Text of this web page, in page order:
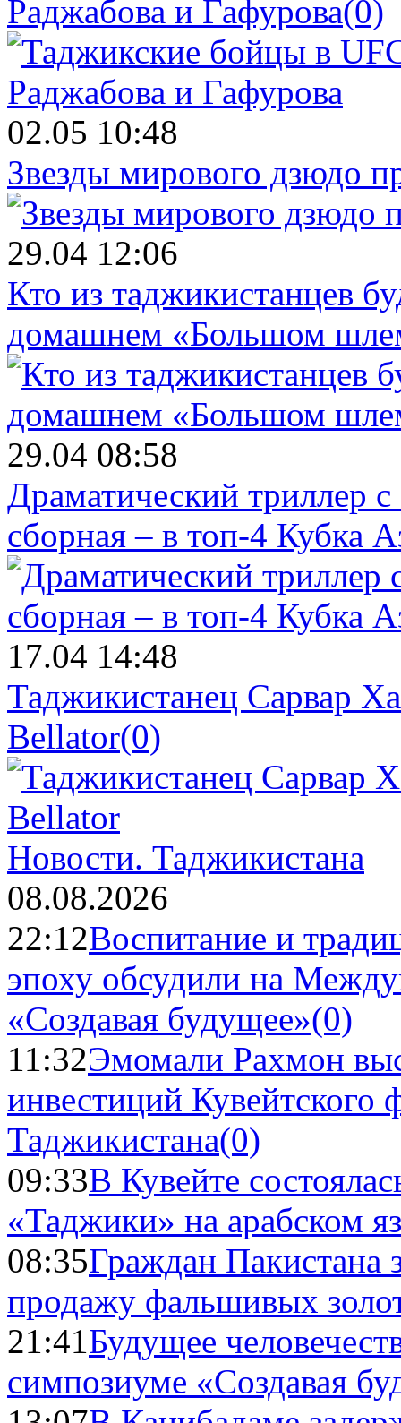
Раджабова и Гафурова(0)
02.05 10:48
Звезды мирового дзюдо
29.04 12:06
Кто из таджикистанцев
домашнем «Большом
29.04 08:58
Драматический триллер
сборная – в топ-4 Кубка
17.04 14:48
Таджикистанец Сарвар
Bellator(0)
Новости. Таджикистана
08.08.2026
22:12Воспитание и
эпоху обсудили на
«Создавая будущее»(0)
11:32Эмомали Рахмон
инвестиций Кувейтского
Таджикистана(0)
09:33В Кувейте
«Таджики» на арабском
08:35Граждан Пакистана
продажу фальшивых
21:41Будущее
симпозиуме «Создавая